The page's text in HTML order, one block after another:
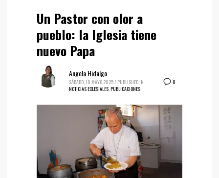
Un Pastor con olor a
pueblo: la Iglesia tiene
nuevo Papa
0
Angela Hidalgo
SÁBADO, 10 MAYO 2025/ PUBLISHED IN
NOTICIAS ECLESIALES,PUBLICACIONES